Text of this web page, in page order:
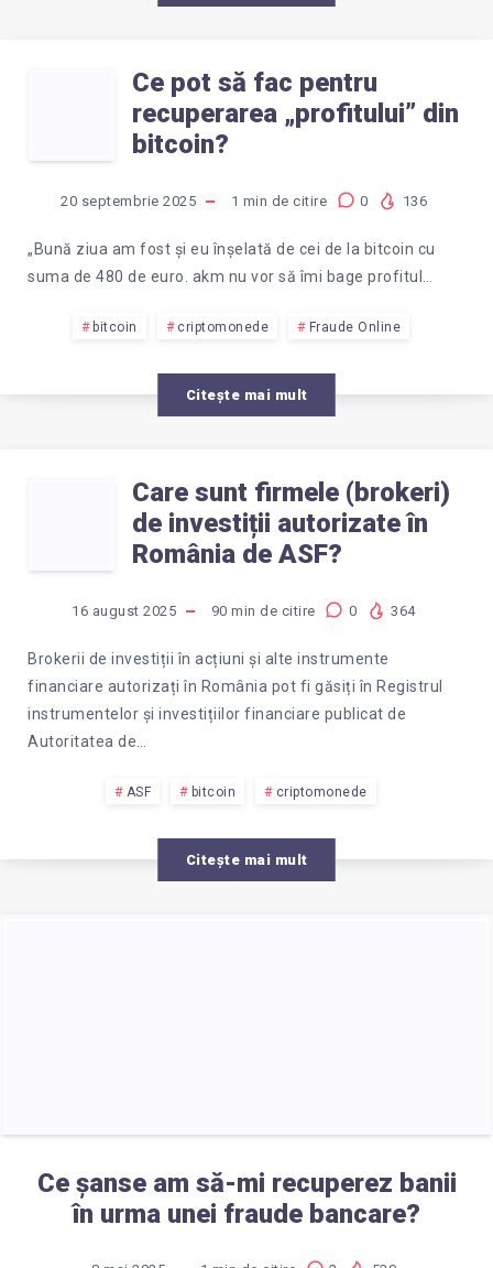
PLATFORMĂ
DE
REALĂ
SAU
O
POT
SĂ
FAC
PENTRU
RECUPERAREA
„PROFITULUI”
BITCOIN?
Ce pot să fac pentru
recuperarea „profitului” din
bitcoin?
20 septembrie 2025 1 min de citire 0 136
„Bună ziua am fost și eu înșelată de cei de la bitcoin cu
suma de 480 de euro. akm nu vor să îmi bage profitul…
bitcoin criptomonede Fraude Online
Citește mai mult
CARE
SUNT
FIRMELE
(BROKERI)
DE
INVESTIȚII
AUTORIZATE
Care sunt firmele (brokeri)
de investiții autorizate în
România de ASF?
16 august 2025 90 min de citire 0 364
Brokerii de investiții în acțiuni și alte instrumente
financiare autorizați în România pot fi găsiți în Registrul
instrumentelor și investițiilor financiare publicat de
Autoritatea de…
ASF bitcoin criptomonede
Citește mai mult
Ce șanse am să-mi recuperez banii
în urma unei fraude bancare?